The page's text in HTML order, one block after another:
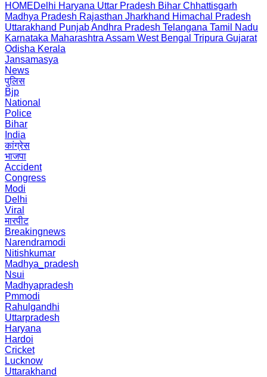
HOMEDelhi Haryana Uttar Pradesh Bihar Chhattisgarh
Madhya Pradesh Rajasthan Jharkhand Himachal Pradesh
Uttarakhand PunjabAndhra Pradesh Telangana Tamil Nadu
Karnataka Maharashtra Assam West Bengal Tripura Gujarat
Odisha Kerala
Jansamasya
News
पुलिस
Bjp
National
Police
Bihar
India
कांग्रेस
भाजपा
Accident
Congress
Modi
Delhi
Viral
मारपीट
Breakingnews
Narendramodi
Nitishkumar
Madhya_pradesh
Nsui
Madhyapradesh
Pmmodi
Rahulgandhi
Uttarpradesh
Haryana
Hardoi
Cricket
Lucknow
Uttarakhand